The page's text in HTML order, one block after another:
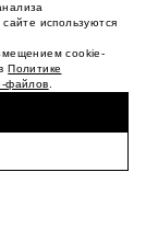
используются
cookie-
Политике
файлов
ПРОФИЛЬ
MAAG